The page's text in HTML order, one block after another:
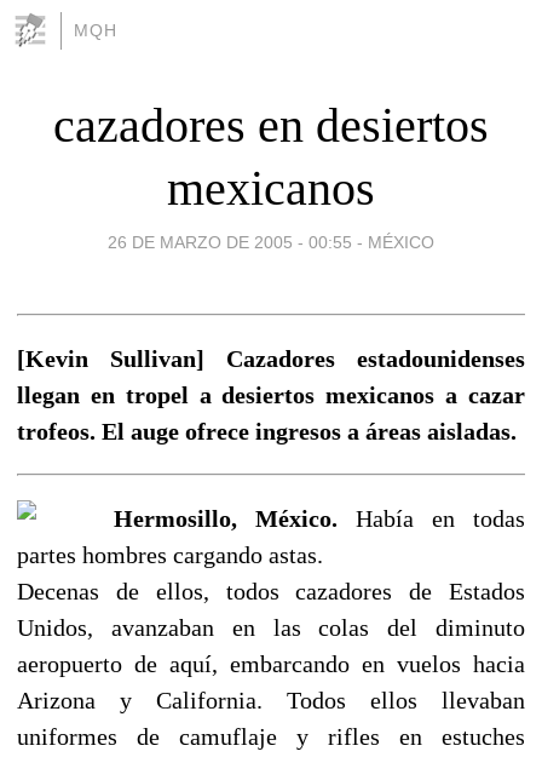
MQH
cazadores en desiertos
mexicanos
26 DE MARZO DE 2005 - 00:55 - MÉXICO
[Kevin Sullivan] Cazadores estadounidenses
llegan en tropel a desiertos mexicanos a cazar
trofeos. El auge ofrece ingresos a áreas aisladas.
Hermosillo, México. Había en todas
partes hombres cargando astas.
Decenas de ellos, todos cazadores de Estados
Unidos, avanzaban en las colas del diminuto
aeropuerto de aquí, embarcando en vuelos hacia
Arizona y California. Todos ellos llevaban
uniformes de camuflaje y rifles en estuches